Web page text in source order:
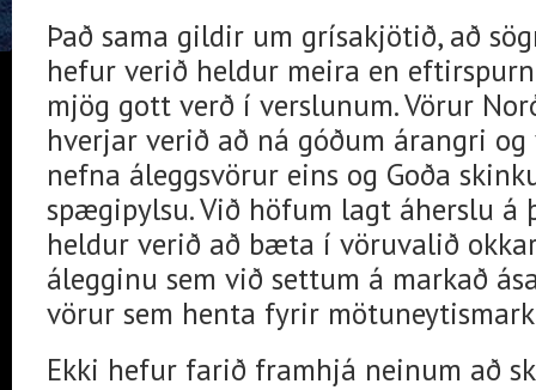
Það sama gildir um grísakjötið, að
hefur verið heldur meira en
mjög gott verð í verslunum. Vörur
hverjar verið að ná góðum árangri
nefna áleggsvörur eins og Goða
spægipylsu. Við höfum lagt áherslu á
heldur verið að bæta í vöruvalið
álegginu sem við settum á markað
vörur sem henta fyrir
Ekki hefur farið framhjá neinum að